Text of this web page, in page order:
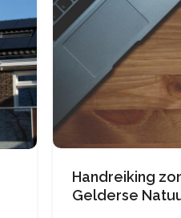
Handreiking
Gelderse